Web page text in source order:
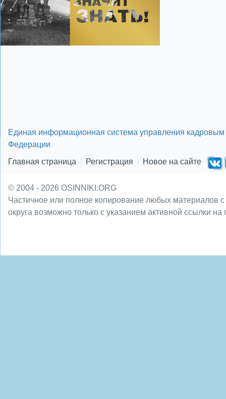
Единая информационная система управления кадровым
Федерации
Главная страница
Регистрация Новое на сайте
© 2004 - 2026 OSINNIKI.ORG
Частичное или полное копирование любых материалов
округа возможно только с указанием активной ссылки на